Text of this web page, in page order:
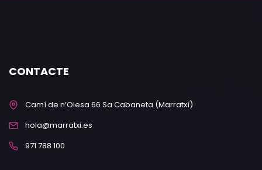
CONTACTE
Camí de n’Olesa 66 Sa Cabaneta (Marratxí)
hola@marratxi.es
971 788 100